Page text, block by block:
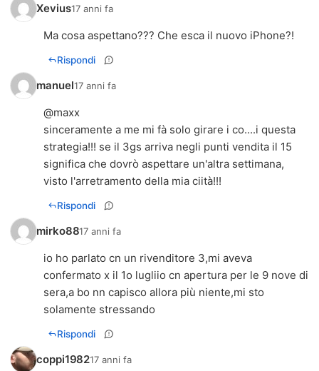
Xevius17 anni fa
Ma cosa aspettano??? Che esca il nuovo iPhone?!
Rispondi
manuel17 anni fa
@maxx
sinceramente a me mi fà solo girare i co....i questa
strategia!!! se il 3gs arriva negli punti vendita il 15
significa che dovrò aspettare un'altra settimana,
visto l'arretramento della mia ciità!!!
Rispondi
mirko8817 anni fa
io ho parlato cn un rivenditore 3,mi aveva
confermato x il 1o lugliio cn apertura per le 9 nove di
sera,a bo nn capisco allora più niente,mi sto
solamente stressando
Rispondi
coppi198217 anni fa